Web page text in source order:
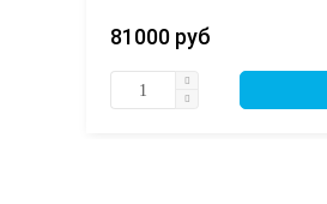
81000 руб